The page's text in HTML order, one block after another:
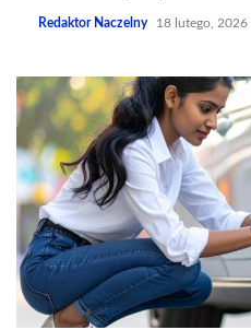
Redaktor Naczelny 18 lutego, 2026